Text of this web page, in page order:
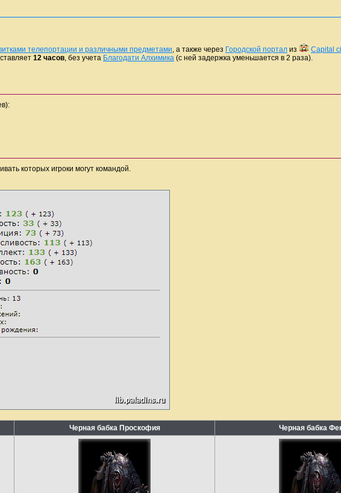
телепортации и различными предметами , а также через Городской портал из
Capital
12 часов , без учета Благодати Алхимика (с ней задержка уменьшается в 2 раза).
которых игроки могут командой.
Черная бабка Проскофия Черная бабка